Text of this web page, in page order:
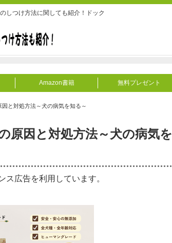
しつけ方法に関しても紹介！ドック
Amazon書籍 無料プレゼント
と対処方法～犬の病気を知る～
原因と対処方法～犬の病気を
広告を利用しています。